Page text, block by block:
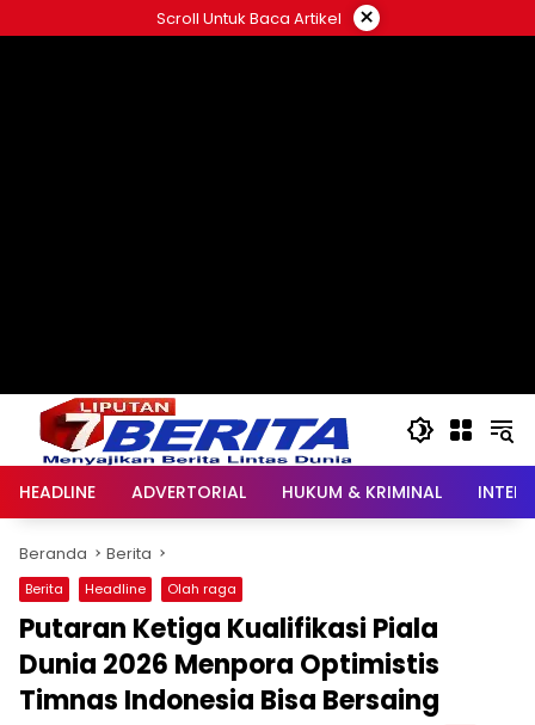
ke
Scroll Untuk Baca Artikel ×
HEADLINE ADVERTORIAL HUKUM & KRIMINAL
Beranda Berita
Berita Headline Olah raga
Putaran Ketiga Kualifikasi Piala
Dunia 2026 Menpora Optimistis
Timnas Indonesia Bisa Bersaing